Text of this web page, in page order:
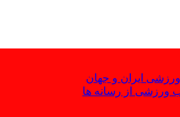
ایران و جهان
ورزشی از رسانه ها